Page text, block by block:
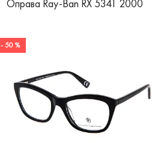
Оправа Ray-Ban RX 5341 2000
- 50 %